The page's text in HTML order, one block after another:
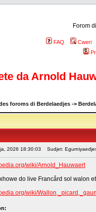
Forom
FAQ
Cweri
da Arnold
foroms di Berdelaedjes ->
2026 18:30:03 Sudjet:
wiki/Arnold_Hauwaert
do live Francård sol walon
wiki/